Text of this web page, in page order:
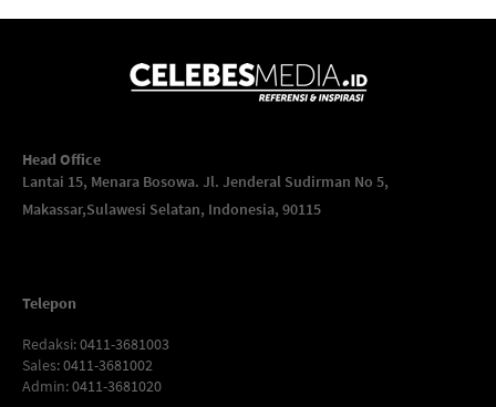
Head Office
Lantai 15, Menara Bosowa. Jl. Jenderal Sudirman No 5,
Makassar,Sulawesi Selatan, Indonesia, 90115
Telepon
Redaksi: 0411-3681003
Sales: 0411-3681002
Admin: 0411-3681020